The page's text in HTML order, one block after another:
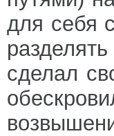
для себя
сделал